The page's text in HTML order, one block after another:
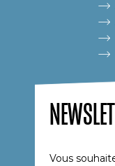
Vous